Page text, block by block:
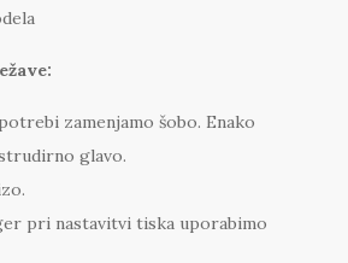
zamenjamo šobo. Enako
glavo.
pri nastavitvi tiska uporabimo